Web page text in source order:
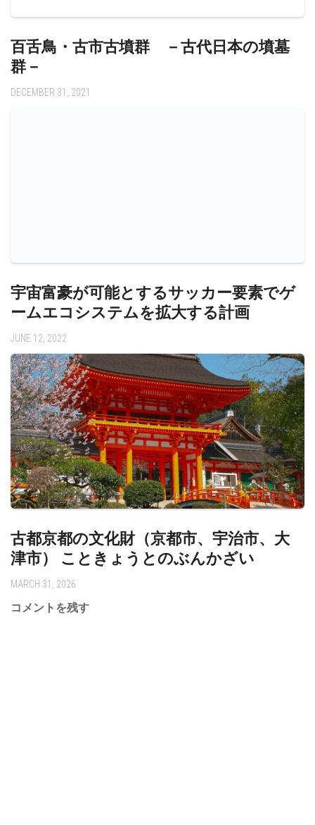
百舌鳥・古市古墳群 －古代日本の墳墓
群－
DECEMBER 31, 2021
宇宙富豪が可能とするサッカー要素でゲ
ームエコシステムを拡大する計画
JUNE 12, 2022
古都京都の文化財（京都市、宇治市、大
津市） こときょうとのぶんかざい
MARCH 31, 2026
コメントを残す